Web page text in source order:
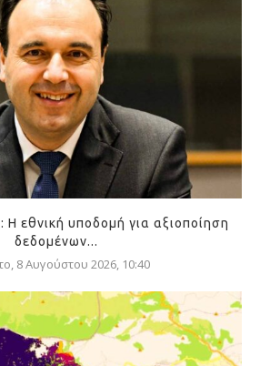
εθνική υποδομή για αξιοποίηση
δεδομένων...
8 Αυγούστου 2026, 10:40